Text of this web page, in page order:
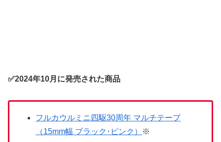
✅2024年10月に発売された商品
フルカウルミニ四駆30周年 マルチテープ
（15mm幅 ブラック･ピンク）
※